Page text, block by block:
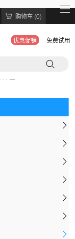
购物车 (0)
优惠促销 免费试用